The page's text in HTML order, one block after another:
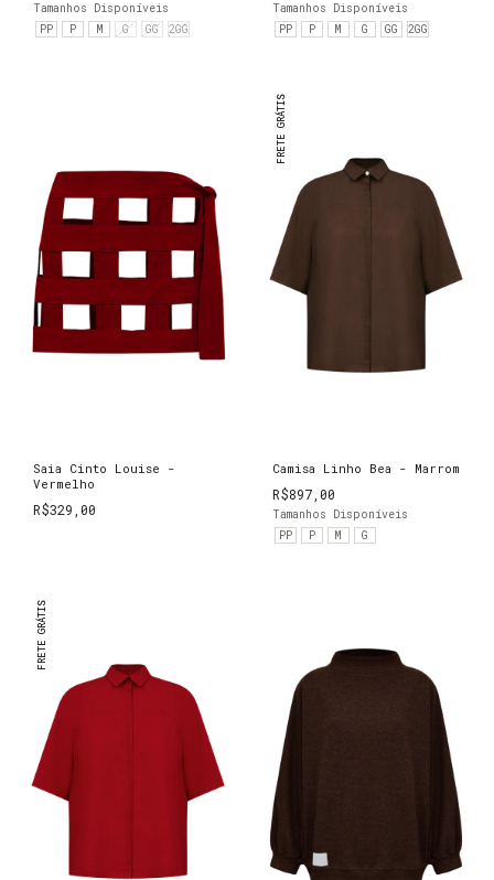
Tamanhos Disponíveis
PP
P M G GG 2GG
Tamanhos Disponíveis
PP
P M G GG 2GG
Saia Cinto Louise -
Vermelho
R$329,00
FRETE GRÁTIS
Camisa Linho Bea - Marrom
R$897,00
Tamanhos Disponíveis
PP
P M G
FRETE GRÁTIS